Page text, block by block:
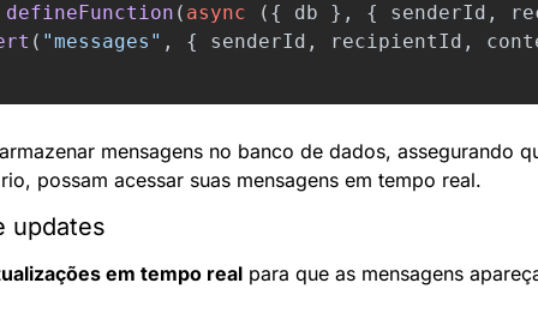
defineFunction ( async ({ db }, { senderId ,
( "messages " , { senderId , recipientId ,
mensagens no banco de dados, assegurando
possam acessar suas mensagens em tempo real.
updates
em tempo real para que as mensagens